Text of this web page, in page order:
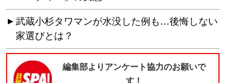
武蔵小杉タワマンが水没した例も…後悔しない
家選びとは？